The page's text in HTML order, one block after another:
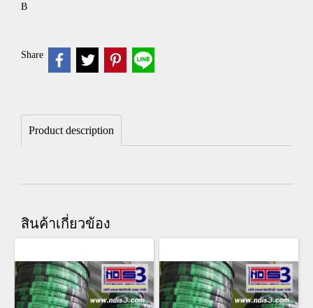
B
Share
Product description
สินค้าเกี่ยวข้อง